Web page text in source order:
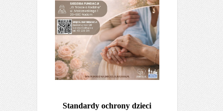
Standardy ochrony dzieci